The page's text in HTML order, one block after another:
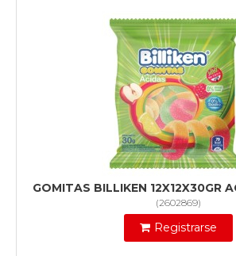
GOMITAS BILLIKEN 12X12X30GR
(2602869)
Registrarse